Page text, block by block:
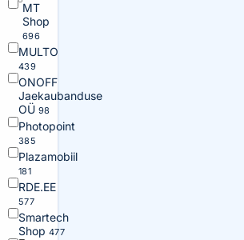
MT
Shop
696
MULTO
439
ONOFF
Jaekaubanduse
OÜ 98
Photopoint
385
Plazamobiil
181
RDE.EE
577
Smartech
Shop 477